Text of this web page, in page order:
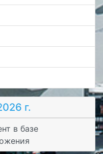
г.
в базе